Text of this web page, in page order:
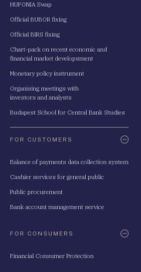
HUFONIA Swap
Official BUBOR fixing
Official BIRS fixing
Chart-pack on recent economic and
financial market developsment
Monetary policy instrument
Organising meetings with
investors and analysts
Budapest School for Central Bank Studies
FOR CUSTOMERS
Balance of payments data collection system
Cashier services for general public
Public procurement
Bank account management service
FOR CONSUMERS
Financial Consumer Protection